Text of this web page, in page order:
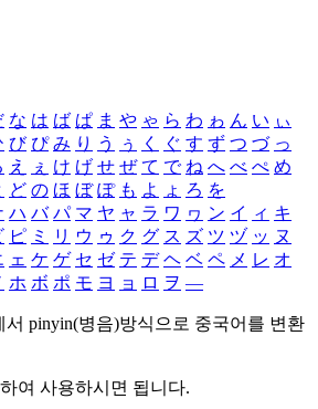
な は ば ぱ ま や ゃ ら わ ゎ ん い ぃ
び ぴ み り う ぅ く ぐ す ず つ づ っ
え ぇ け げ せ ぜ て で ね へ べ ぺ め
ど の ほ ぼ ぽ も よ ょ ろ を
ハ バ パ マ ヤ ャ ラ ワ ヮ ン イ ィ キ
ピ ミ リ ウ ゥ ク グ ス ズ ツ ヅ ッ ヌ
ェ ケ ゲ セ ゼ テ デ ヘ ベ ペ メ レ オ
ホ ボ ポ モ ヨ ョ ロ ヲ ―
서 pinyin(병음)방식으로 중국어를 변환
여 사용하시면 됩니다.